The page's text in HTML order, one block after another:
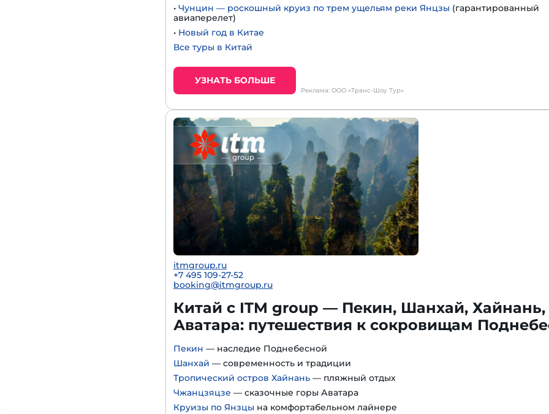
• Чунцин — роскошный круиз по трем ущельям реки Янцзы (гарантированный
авиаперелет)
• Новый год в Китае
Все туры в Китай
УЗНАТЬ БОЛЬШЕ
Реклама: ООО «Транс-Шоу Тур»
itmgroup.ru
+7 495 109-27-52
booking@itmgroup.ru
Китай с ITM group — Пекин, Шанхай,
Аватара: путешествия к сокровищам
Пекин — наследие Поднебесной
Шанхай — современность и традиции
Тропический остров Хайнань — пляжный отдых
Чжанцзяцзе — сказочные горы Аватара
Круизы по Янзцы на комфортабельном лайнере